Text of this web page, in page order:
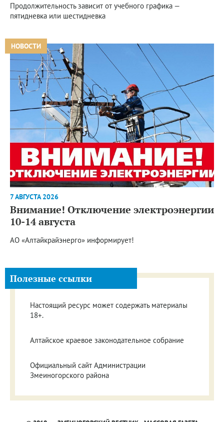
Продолжительность зависит от учебного графика —
пятидневка или шестидневка
НОВОСТИ
7 АВГУСТА 2026
Внимание! Отключение электроэнергии
10-14 августа
АО «Алтайкрайэнерго» информирует!
Полезные ссылки
Настоящий ресурс может содержать материалы
18+.
Алтайское краевое законодательное собрание
Официальный сайт Администрации
Змеиногорского района